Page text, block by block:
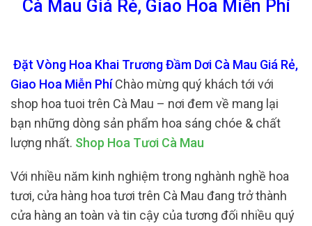
Cà Mau Giá Rẻ, Giao Hoa Miễn Phí
Đặt Vòng Hoa Khai Trương Đầm Dơi Cà Mau Giá Rẻ,
Giao Hoa Miễn PhíChào mừng quý khách tới với
shop hoa tuoi trên Cà Mau – nơi đem về mang lại
bạn những dòng sản phẩm hoa sáng chóe & chất
lượng nhất. Shop Hoa Tươi Cà Mau
Với nhiều năm kinh nghiệm trong nghành nghề hoa
tươi, cửa hàng hoa tươi trên Cà Mau đang trở thành
cửa hàng an toàn và tin cậy của tương đối nhiều quý